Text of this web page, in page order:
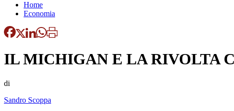
Home
Economia
IL MICHIGAN E LA RIVOLTA
di
Sandro Scoppa